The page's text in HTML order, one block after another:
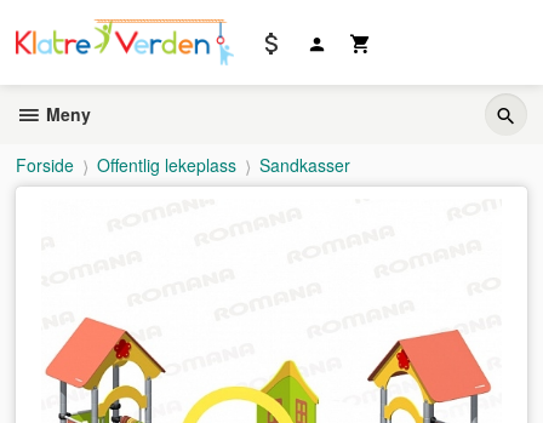
innholdet
Meny
Forside Offentlig lekeplass Sandkasser